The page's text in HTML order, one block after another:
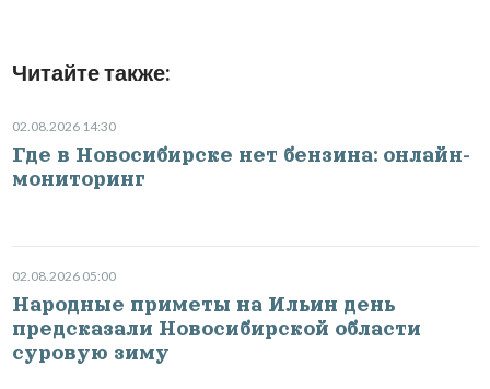
Читайте также:
02.08.2026 14:30
Где в Новосибирске нет бензина: онлайн-
мониторинг
02.08.2026 05:00
Народные приметы на Ильин день
предсказали Новосибирской области
суровую зиму